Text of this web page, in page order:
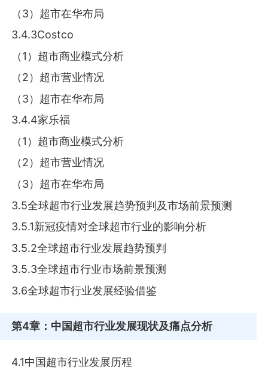
（3）超市在华布局
3.4.3Costco
（1）超市商业模式分析
（2）超市营业情况
（3）超市在华布局
3.4.4家乐福
（1）超市商业模式分析
（2）超市营业情况
（3）超市在华布局
3.5全球超市行业发展趋势预判及市场前景预测
3.5.1新冠疫情对全球超市行业的影响分析
3.5.2全球超市行业发展趋势预判
3.5.3全球超市行业市场前景预测
3.6全球超市行业发展经验借鉴
第4章 ：中国超市行业发展现状及痛点分析
4.1中国超市行业发展历程